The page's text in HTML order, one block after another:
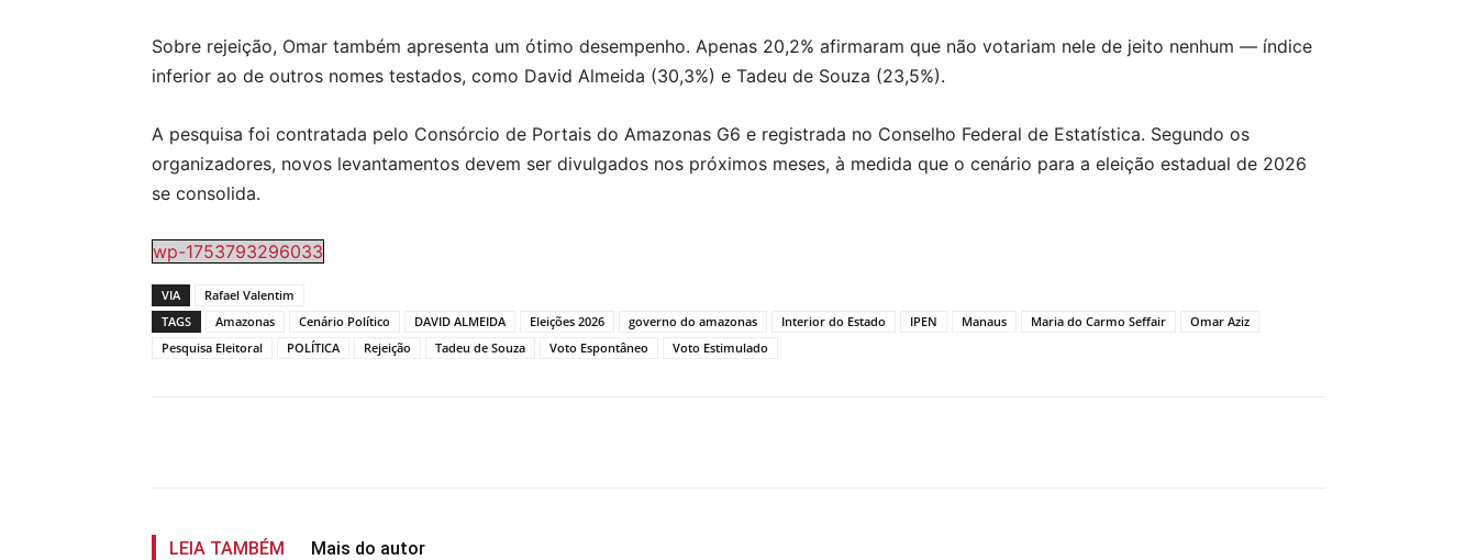
Sobre rejeição, Omar também apresenta um ótimo desempenho. Apenas 20,2% afirmaram que não votariam nele de jeito nenhum — índice
inferior ao de outros nomes testados, como David Almeida (30,3%) e Tadeu de Souza (23,5%).
A pesquisa foi contratada pelo Consórcio de Portais do Amazonas G6 e registrada no Conselho Federal de Estatística. Segundo os
organizadores, novos levantamentos devem ser divulgados nos próximos meses, à medida que o cenário para a eleição estadual de 2026
se consolida.
wp-1753793296033
VIA
Rafael Valentim
TAGS
Amazonas Cenário Político DAVID ALMEIDA Eleições 2026 governo do amazonas Interior do Estado IPEN Manaus Maria do Carmo Seffair
Omar Aziz
Pesquisa Eleitoral
POLÍTICA Rejeição Tadeu de Souza Voto Espontâneo Voto Estimulado
LEIA TAMBÉM Mais do autor